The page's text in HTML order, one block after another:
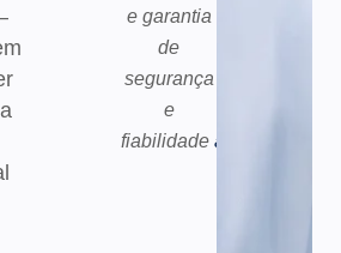
e garantia
de
segurança
e
fiabilidade aqui.